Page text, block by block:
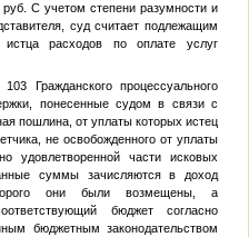
С учетом степени разумности и
суд считает подлежащим
расходов по оплате услуг
Гражданского процессуального
понесенные судом в связи с
пошлина, от уплаты которых истец
не освобожденного от уплаты
удовлетворенной части исковых
суммы зачисляются в доход
они были возмещены, а
бюджет согласно
бюджетным законодательством